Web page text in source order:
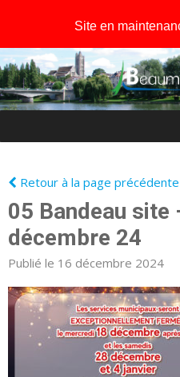
Retour à la page précédente
05 Bandeau
décembre 24
Publié le 16 décembre 2024
Site en